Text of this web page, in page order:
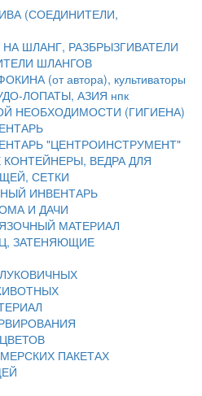
(СОЕДИНИТЕЛИ,
ШЛАНГ, РАЗБРЫЗГИВАТЕЛИ
ШЛАНГОВ
(от автора), культиваторы
ЛОПАТЫ, АЗИЯ нпк
НЕОБХОДИМОСТИ (ГИГИЕНА)
"ЦЕНТРОИНСТРУМЕНТ"
ВЕДРА ДЛЯ
СЕТКИ
ИНВЕНТАРЬ
И ДАЧИ
МАТЕРИАЛ
ЗАТЕНЯЮЩИЕ
ПАКЕТАХ